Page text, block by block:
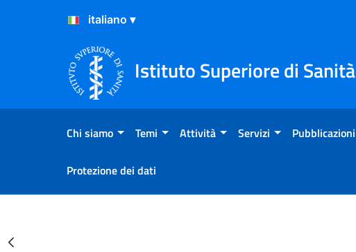
Salta al Contenuto
Salta al Footer
Istituto Superiore di Sanità
Chi siamo Temi Attività Servizi Pubblicazioni
Protezione dei dati